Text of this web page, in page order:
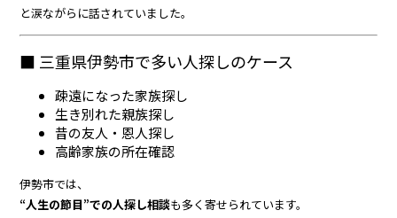
と涙ながらに話されていました。
■ 三重県伊勢市で多い人探しのケース
疎遠になった家族探し
生き別れた親族探し
昔の友人・恩人探し
高齢家族の所在確認
伊勢市では、
“人生の節目”での人探し相談も多く寄せられています。